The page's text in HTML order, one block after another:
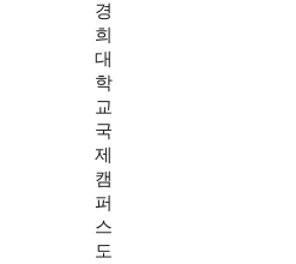
경
희
대
학
교
국
제
캠
퍼
스
도